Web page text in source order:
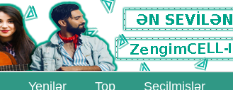
Yenilər Top Seçilmişlər